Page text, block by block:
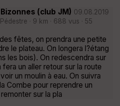
(club JM) 09.08.2019
· 9 km · 688 vus · 55
fêtes, on prendra une petite
le plateau. On longera l?étang
les bois). On redescendra sur
un aller retour sur la route
un moulin à eau. On suivra
Combe pour reprendre un
sur la pla